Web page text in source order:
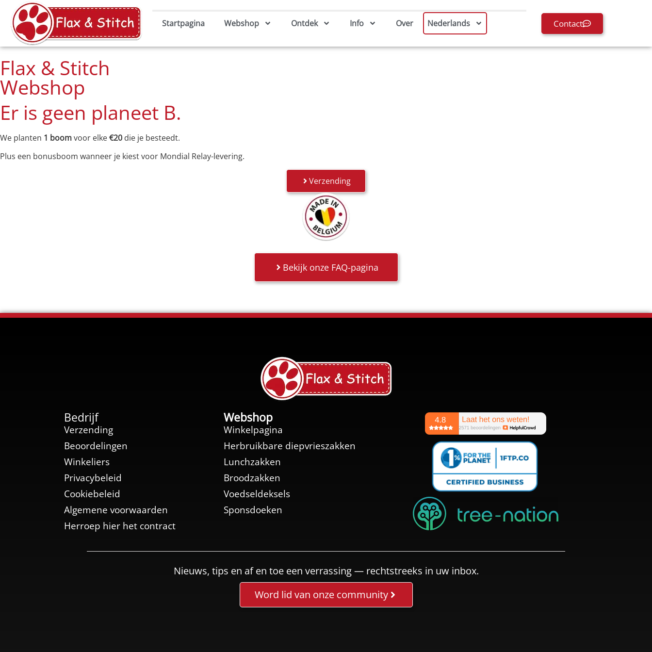
Startpagina Webshop Ontdek Info Over Nederlands Contact
Flax & Stitch
Webshop
Er is geen planeet B.
We planten 1 boomvoor elke€20 die je besteedt.
Plus een bonusboom wanneer je kiest voor Mondial Relay-levering.
Verzending
Bekijk onze FAQ-pagina
Bedrijf
Verzending
Beoordelingen
Winkeliers
Privacybeleid
Cookiebeleid
Algemene voorwaarden
Herroep hier het contract
Webshop
Winkelpagina
Herbruikbare diepvrieszakken
Lunchzakken
Broodzakken
Voedseldeksels
Sponsdoeken
Nieuws, tips en af en toe een verrassing — rechtstreeks in uw inbox.
Word lid van onze community